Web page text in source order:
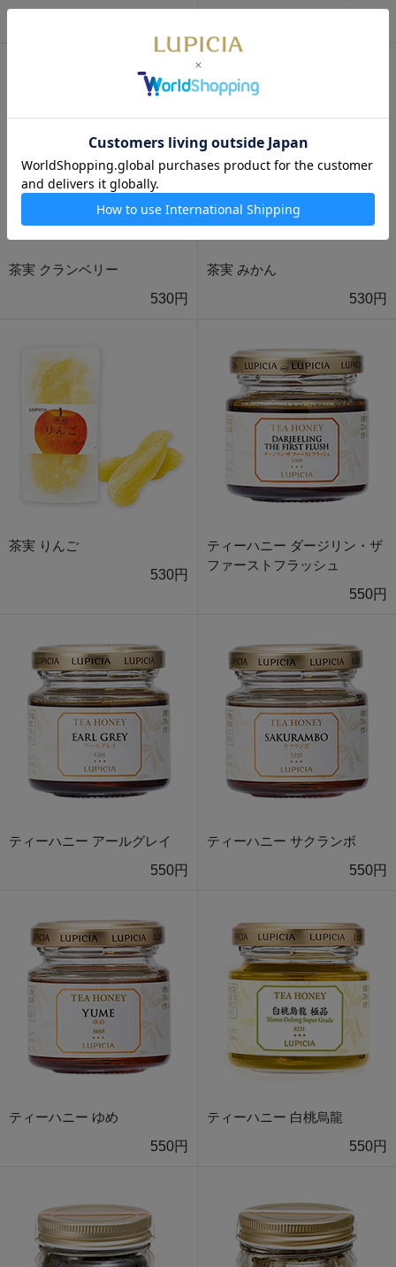
茶実 クランベリー
530円
茶実 みかん
530円
茶実 りんご
530円
ティーハニー ダージリン・ザ
ファーストフラッシュ
550円
ティーハニー アールグレイ
550円
ティーハニー サクランボ
550円
ティーハニー ゆめ
550円
ティーハニー 白桃烏龍
550円